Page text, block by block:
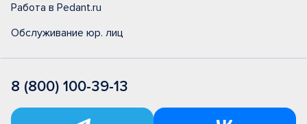
Работа в Pedant.ru
Обслуживание юр. лиц
8 (800) 100-39-13